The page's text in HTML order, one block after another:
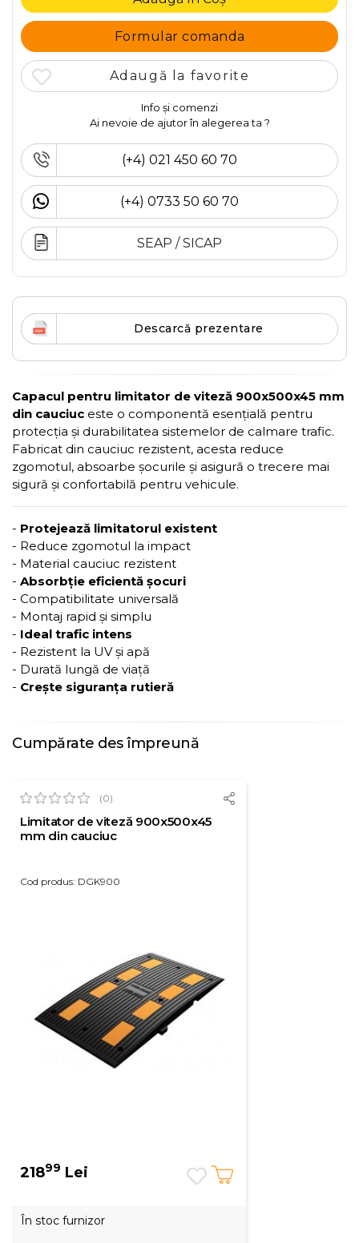
Formular comanda
Adaugă la favorite
Info și comenzi
Ai nevoie de ajutor în alegerea ta ?
(+4) 021 450 60 70
(+4) 0733 50 60 70
SEAP / SICAP
Descarcă prezentare
Capacul pentru limitator de viteză 900x500x45 mm
din cauciuc este o componentă esențială pentru
protecția și durabilitatea sistemelor de calmare trafic.
Fabricat din cauciuc rezistent, acesta reduce
zgomotul, absoarbe șocurile și asigură o trecere mai
sigură și confortabilă pentru vehicule.
- Protejează limitatorul existent
- Reduce zgomotul la impact
- Material cauciuc rezistent
- Absorbție eficientă șocuri
- Compatibilitate universală
- Montaj rapid și simplu
- Ideal trafic intens
- Rezistent la UV și apă
- Durată lungă de viață
- Crește siguranța rutieră
Cumpărate des împreună
(0)
Limitator de viteză 900x500x45
mm din cauciuc
Cod produs: DGK900
21899 Lei
În stoc furnizor